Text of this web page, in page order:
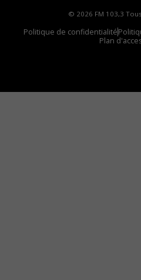
© 2026 FM 103,3
Politique de confidentialité
Plan